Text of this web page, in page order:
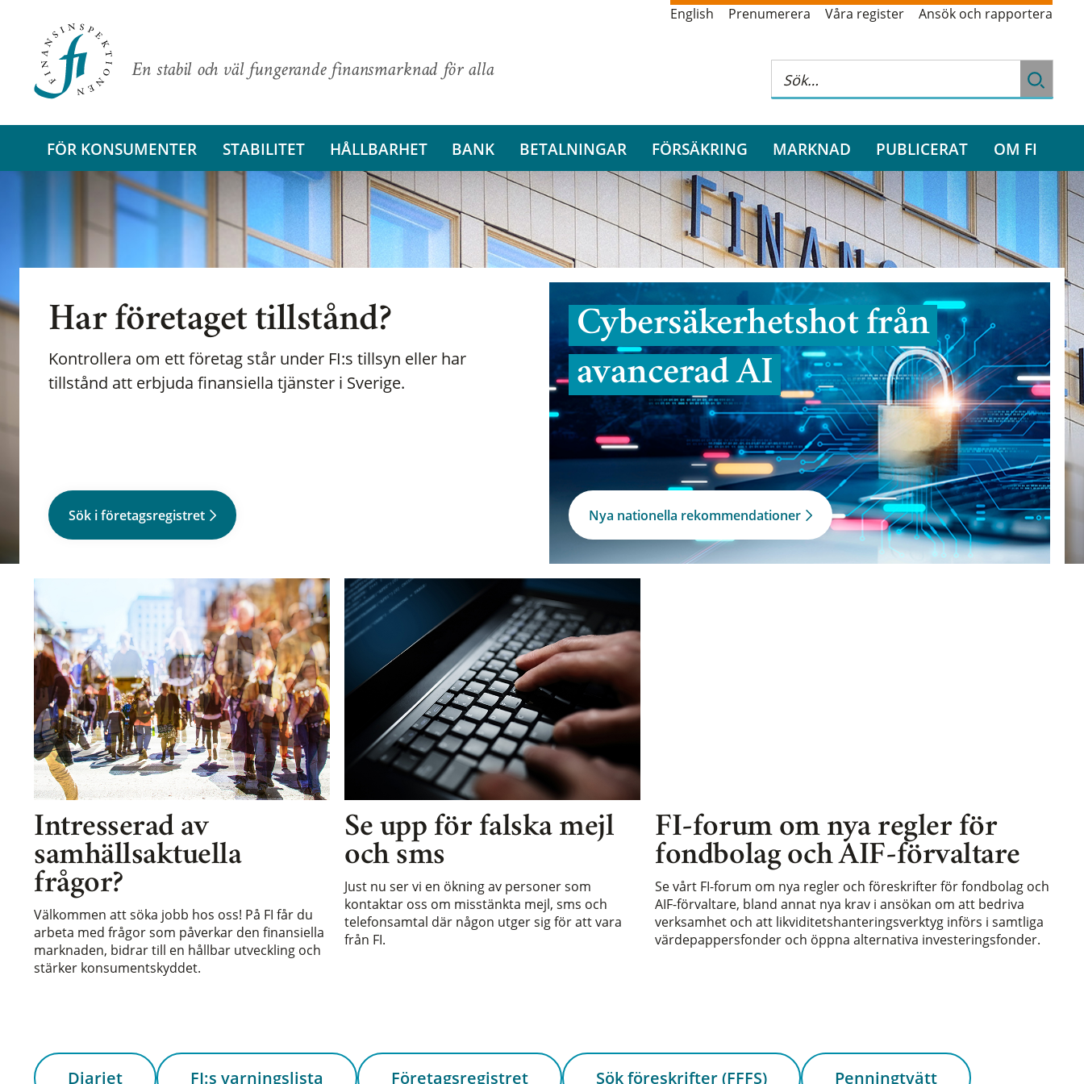
En stabil och väl fungerande finansmarknad för alla
English Prenumerera Våra register Ansök och rapportera
FÖR KONSUMENTER STABILITET HÅLLBARHET BANK BETALNINGAR FÖRSÄKRING MARKNAD PUBLICERAT OM FI
Har företaget tillstånd?
Kontrollera om ett företag står under FI:s tillsyn eller har
tillstånd att erbjuda finansiella tjänster i Sverige.
Sök i företagsregistret
Cybersäkerhetshot från
avancerad AI
Nya nationella rekommendationer
Intresserad av
samhällsaktuella
frågor?
Välkommen att söka jobb hos oss! På FI får du
arbeta med frågor som påverkar den finansiella
marknaden, bidrar till en hållbar utveckling och
stärker konsumentskyddet.
Se upp för falska mejl
och sms
Just nu ser vi en ökning av personer som
kontaktar oss om misstänkta mejl, sms och
telefonsamtal där någon utger sig för att vara
från FI.
FI-forum om nya regler för
fondbolag och AIF-förvaltare
Se vårt FI-forum om nya regler och föreskrifter för fondbolag och
AIF-förvaltare, bland annat nya krav i ansökan om att bedriva
verksamhet och att likviditetshanteringsverktyg införs i samtliga
värdepappersfonder och öppna alternativa investeringsfonder.
Diariet FI:s varningslista Företagsregistret Sök föreskrifter (FFFS) Penningtvätt